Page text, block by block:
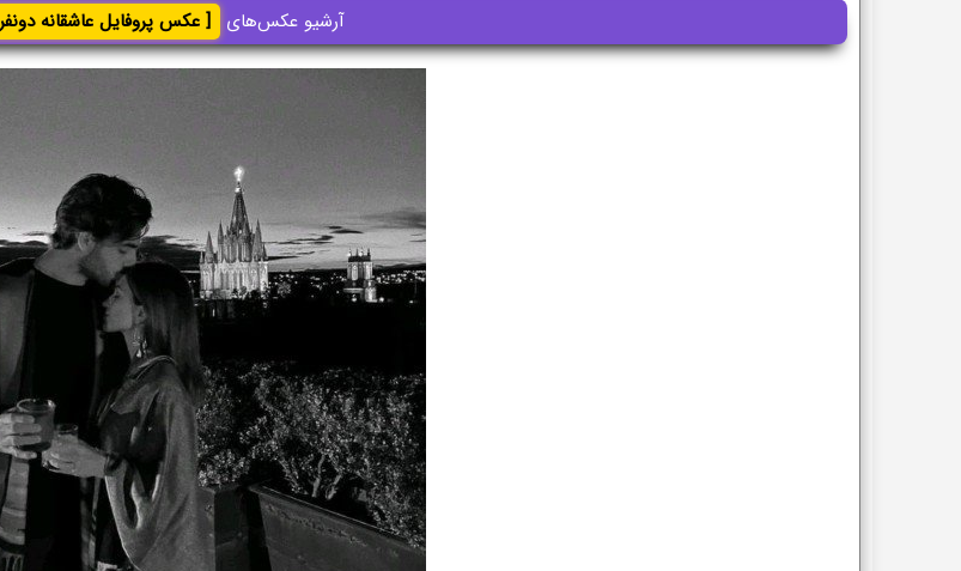
آرشیو عکس‌های [ عکس پروفایل عاشقانه